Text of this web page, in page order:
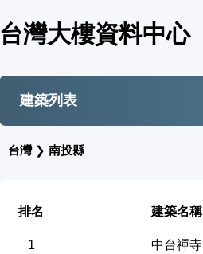
台灣大樓資料中心
建築列表
台灣❯ 南投縣
排名 建築名稱
1 中台禪寺